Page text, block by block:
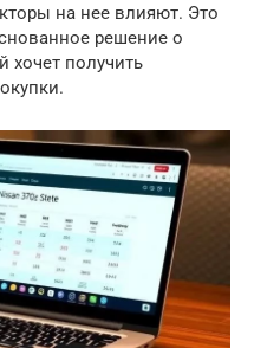
на нее влияют. Это
решение о
хочет получить